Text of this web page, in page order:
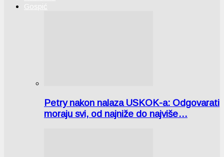
Gospić
Petry nakon nalaza USKOK-a: Odgovarati
moraju svi, od najniže do najviše…